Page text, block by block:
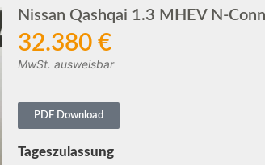
Nissan Qashqai 1.3 MHEV N-
32.380 €
MwSt. ausweisbar
PDF Download
Tageszulassung